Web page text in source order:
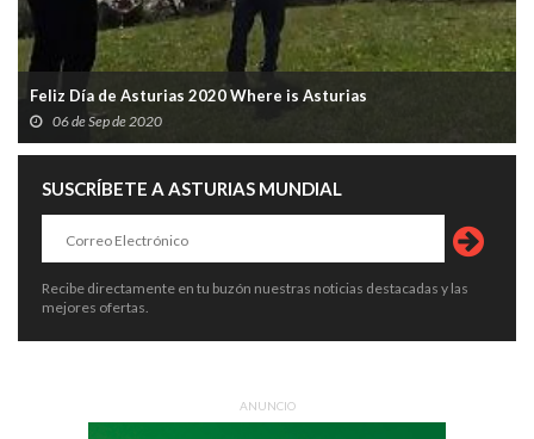
Feliz Día de Asturias 2020 Where is Asturias
06 de Sep de 2020
SUSCRÍBETE A ASTURIAS MUNDIAL
Recibe directamente en tu buzón nuestras noticias destacadas y las
mejores ofertas.
ANUNCIO